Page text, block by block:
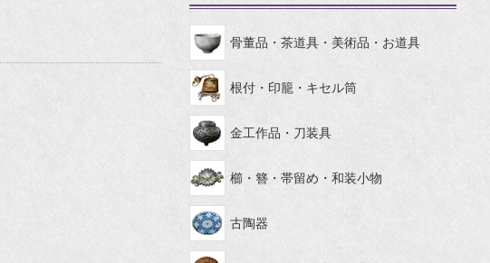
骨董品・茶道具・美術品・お道具
根付・印籠・キセル筒
金工作品・刀装具
櫛・簪・帯留め・和装小物
古陶器